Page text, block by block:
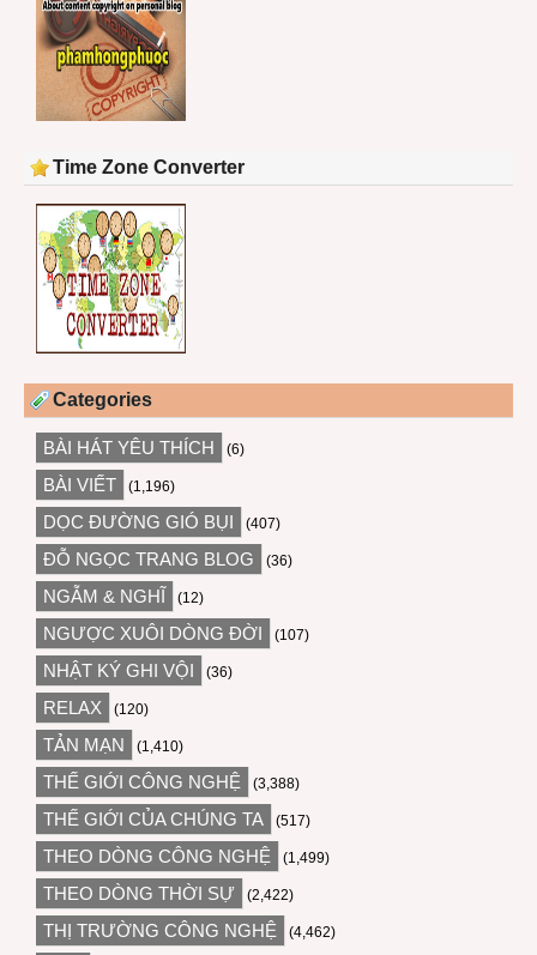
Time Zone Converter
Categories
BÀI HÁT YÊU THÍCH (6)
BÀI VIẾT (1,196)
DỌC ĐƯỜNG GIÓ BỤI (407)
ĐỖ NGỌC TRANG BLOG (36)
NGẪM & NGHĨ (12)
NGƯỢC XUÔI DÒNG ĐỜI (107)
NHẬT KÝ GHI VỘI (36)
RELAX (120)
TẢN MẠN (1,410)
THẾ GIỚI CÔNG NGHỆ (3,388)
THẾ GIỚI CỦA CHÚNG TA (517)
THEO DÒNG CÔNG NGHỆ (1,499)
THEO DÒNG THỜI SỰ (2,422)
THỊ TRƯỜNG CÔNG NGHỆ (4,462)